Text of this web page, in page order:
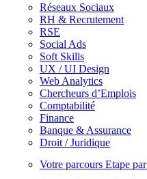
Réseaux Sociaux
RH & Recrutement
RSE
Social Ads
Soft Skills
UX / UI Design
Web Analytics
Chercheurs d’Emplois
Comptabilité
Finance
Banque & Assurance
Droit / Juridique
Votre parcours Etape